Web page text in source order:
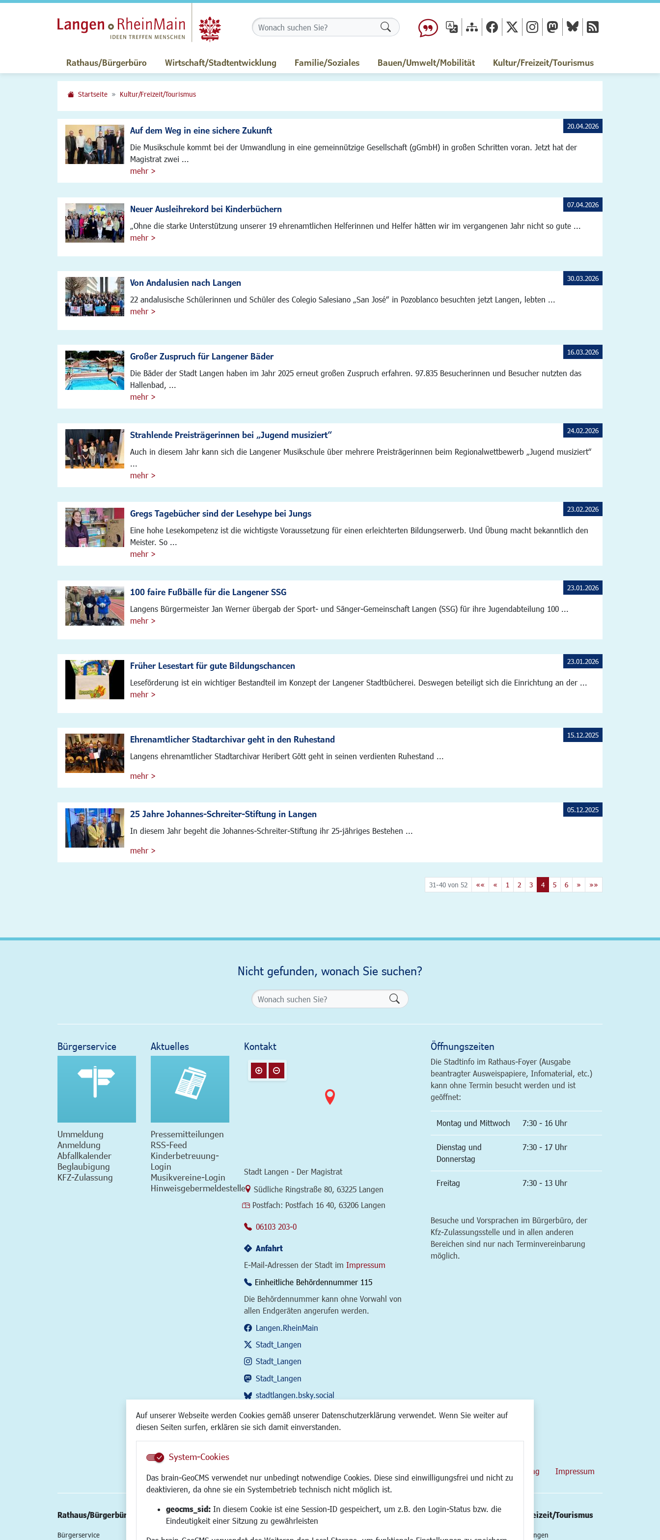
Auf unserer Webseite werden Cookies gemäß unserer Datenschutzerklärung verwendet. Wenn Sie weiter auf
diesen Seiten surfen, erklären sie sich damit einverstanden.
System-Cookies
Das brain-GeoCMS verwendet nur unbedingt notwendige Cookies. Diese sind einwilligungsfrei und nicht zu
deaktivieren, da ohne sie ein Systembetrieb technisch nicht möglich ist.
geocms_sid: In diesem Cookie ist eine Session-ID gespeichert, um z.B. den Login-Status bzw. die
Eindeutigkeit einer Sitzung zu gewährleisten
Formularschaltfläche
Rathaus/Bürgerbüro Wirtschaft/Stadtentwicklung Familie/Soziales Bauen/Umwelt/Mobilität Kultur/Freizeit/Tourismus
Startseite Kultur/Freizeit/Tourismus
Auf dem Weg in eine sichere Zukunft
Die Musikschule kommt bei der Umwandlung in eine gemeinnützige Gesellschaft (gGmbH) in großen Schritten voran. Jetzt hat der
Magistrat zwei ...
mehr >
20.04.2026
Neuer Ausleihrekord bei Kinderbüchern
„Ohne die starke Unterstützung unserer 19 ehrenamtlichen Helferinnen und Helfer hätten wir im vergangenen Jahr nicht so gute ...
mehr >
07.04.2026
Von Andalusien nach Langen
22 andalusische Schülerinnen und Schüler des Colegio Salesiano „San José“ in Pozoblanco besuchten jetzt Langen, lebten ...
mehr >
30.03.2026
Großer Zuspruch für Langener Bäder
Die Bäder der Stadt Langen haben im Jahr 2025 erneut großen Zuspruch erfahren. 97.835 Besucherinnen und Besucher nutzten das
Hallenbad, ...
mehr >
16.03.2026
Strahlende Preisträgerinnen bei „Jugend musiziert“
Auch in diesem Jahr kann sich die Langener Musikschule über mehrere Preisträgerinnen beim Regionalwettbewerb „Jugend musiziert“
...
mehr >
24.02.2026
Gregs Tagebücher sind der Lesehype bei Jungs
Eine hohe Lesekompetenz ist die wichtigste Voraussetzung für einen erleichterten Bildungserwerb. Und Übung macht bekanntlich den
Meister. So ...
mehr >
23.02.2026
100 faire Fußbälle für die Langener SSG
Langens Bürgermeister Jan Werner übergab der Sport- und Sänger-Gemeinschaft Langen (SSG) für ihre Jugendabteilung 100 ...
mehr >
23.01.2026
Früher Lesestart für gute Bildungschancen
Leseförderung ist ein wichtiger Bestandteil im Konzept der Langener Stadtbücherei. Deswegen beteiligt sich die Einrichtung an der ...
mehr >
23.01.2026
Ehrenamtlicher Stadtarchivar geht in den Ruhestand
Langens ehrenamtlicher Stadtarchivar Heribert Gött geht in seinen verdienten Ruhestand ...
mehr >
15.12.2025
25 Jahre Johannes-Schreiter-Stiftung in Langen
In diesem Jahr begeht die Johannes-Schreiter-Stiftung ihr 25-jähriges Bestehen ...
mehr >
05.12.2025
31-40 von 52 «« « 1 2 3 4 5 6 » »»
Nicht gefunden, wonach Sie suchen?
Formularschaltfläche
Bürgerservice
Ummeldung
Anmeldung
Abfallkalender
Beglaubigung
KFZ-Zulassung
Aktuelles
Pressemitteilungen
RSS-Feed
Kinderbetreuung-
Login
Musikvereine-Login
Hinweisgebermeldestelle
Kontakt
Stadt Langen - Der Magistrat
Link zur Google-Maps Navigation
Südliche Ringstraße 80, 63225 Langen
Postfach: Postfach 16 40, 63206 Langen
06103 203-0
Anfahrt
E-Mail-Adressen der Stadt im Impressum
Einheitliche Behördennummer 115
Die Behördennummer kann ohne Vorwahl von
allen Endgeräten angerufen werden.
Langen.RheinMain
Stadt_Langen
Stadt_Langen
Stadt_Langen
stadtlangen.bsky.social
RSS-Feed
Öffnungszeiten
Die Stadtinfo im Rathaus-Foyer (Ausgabe
beantragter Ausweispapiere, Infomaterial, etc.)
kann ohne Termin besucht werden und ist
geöffnet:
Montag und Mittwoch 7:30 - 16 Uhr
Dienstag und
Donnerstag
7:30 - 17 Uhr
Freitag 7:30 - 13 Uhr
Besuche und Vorsprachen im Bürgerbüro, der
Kfz-Zulassungsstelle und in allen anderen
Bereichen sind nur nach Terminvereinbarung
möglich.
Datenschutzerklärung Impressum
Rathaus/Bürgerbüro
Bürgerservice
Wirtschaft/Stadtentwicklung Familie/Soziales Bauen/Umwelt/Mobilität Kultur/Freizeit/Tourismus
Veranstaltungen